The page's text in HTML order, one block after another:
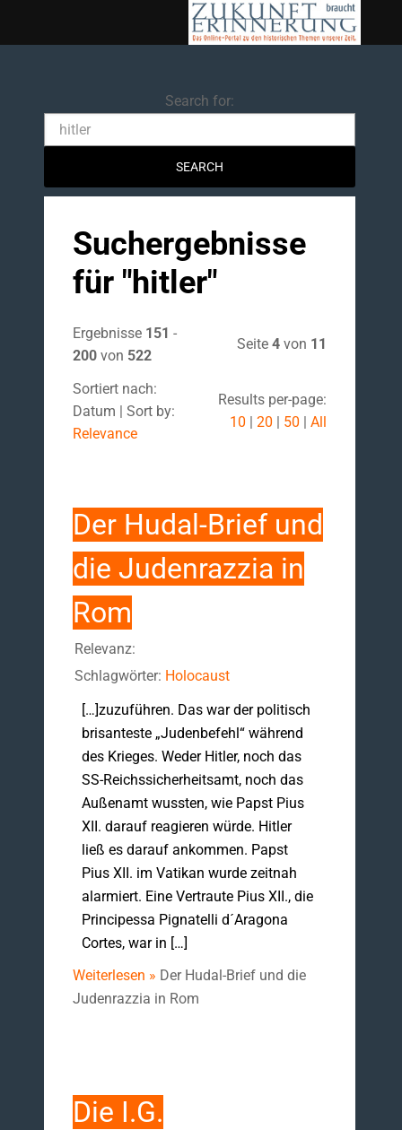
Search for:Search
Suchergebnisse
für "hitler"
Ergebnisse 151 -
200von 522
Seite 4von 11
Sortiert nach:
Datum | Sort by:
Relevance
Results per-page:
10 | 20 | 50 | All
Der Hudal-Brief und
die Judenrazzia in
Rom
Relevanz:
Schlagwörter: Holocaust
[…]zuzuführen. Das war der politisch
brisanteste „Judenbefehl“ während
des Krieges. Weder Hitler, noch das
SS-Reichssicherheitsamt, noch das
Außenamt wussten, wie Papst Pius
XII. darauf reagieren würde. Hitler
ließ es darauf ankommen. Papst
Pius XII. im Vatikan wurde zeitnah
alarmiert. Eine Vertraute Pius XII., die
Principessa Pignatelli d´Ara­gona
Cortes, war in […]
Weiterlesen » Der Hudal-Brief und die
Judenrazzia in Rom
Die I.G.